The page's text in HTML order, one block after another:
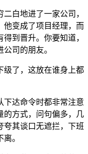
白地进了一家公司，
他变成了项目经理，而
到晋升。你要知道，
司的朋友。
级了，这放在谁身上都
下达命令时都非常注意
的方式，问句偏多，几
夸其谈口无遮拦，下班
。